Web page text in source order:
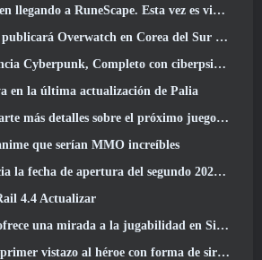
a RuneScape. Esta vez es vivienda para jugadores
Overwatch en Corea del Sur en el futuro
con ciberpsicosis, En el próximo evento cruzado de Apex Legends
en la última actualización de Palia
próximo juego de nivelación en solitario, Nivelación en solitario: KARMA en la Anime Expo
que serían MMO increíbles
del segundo 2026 Servidor de expansión con bloqueo de tiempo
4.4 Actualizar
una mirada a la jugabilidad en Silver Palace
héroe con forma de sirena que llegará en SS13: Recuperación de la vista